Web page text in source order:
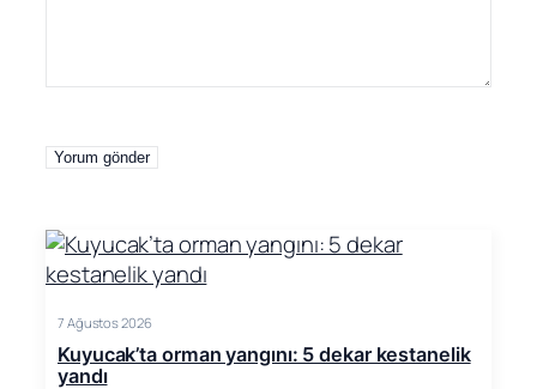
7 Ağustos 2026
Kuyucak’ta orman yangını: 5 dekar kestanelik
yandı